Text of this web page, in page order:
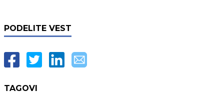
PODELITE VEST
TAGOVI